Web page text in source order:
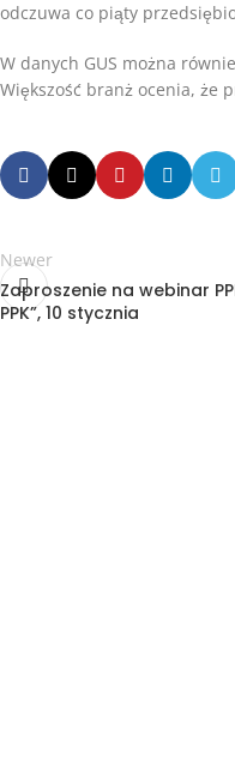
odczuwa co piąty
W danych GUS można
Większość branż ocenia, że
Newer
Zaproszenie na webinar
PPK”, 10 stycznia